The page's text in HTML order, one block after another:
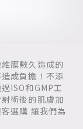
膜敷久造成的
成負擔！不添
ISO和GMP工
術後的肌膚加
選購 讓我們為